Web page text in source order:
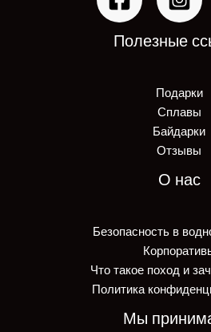
Полезные
Подарки
Сплавы
Байдарки
Отзывы
О нас
Безопасность в
Что такое поход и
Политика
Мы